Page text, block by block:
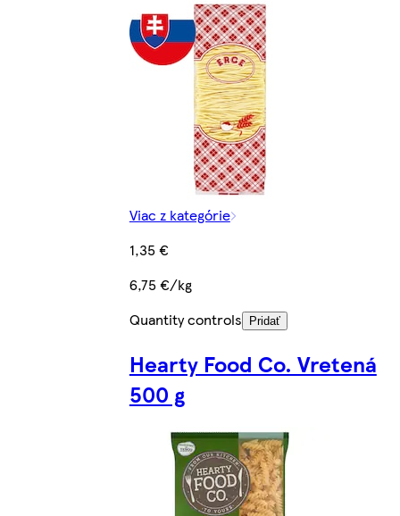
Viac z kategórie
1,35 €
6,75 €/kg
Quantity controls
Pridať
Hearty Food Co. Vretená
500 g